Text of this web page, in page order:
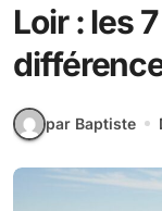
Loir : les
par Baptiste